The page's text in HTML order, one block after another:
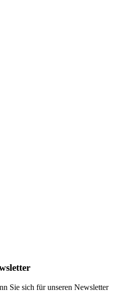
Sie sich für unseren Newsletter